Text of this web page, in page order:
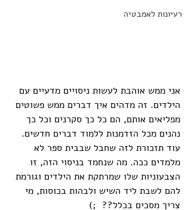
רעיונות לאמבטיה
אני ממש אוהבת לעשות ניסויים מדעיים עם
הילדים. זה מדהים איך דברים ממש פשוטים
מפליאים אותם, הם כל כך סקרנים וכל כך
נהנים מכל הזדמנות ללמוד דברים חדשים.
עוד תזכורת לזה שחבל שבבית ספר לא
מלמדים ככה. מה שנחמד בניסוי הזה, זו
הצבעוניות שלו שמרתקת את הילדים וגורמת
להם לשבת ליד השיש ולבהות בכוסות, מי
צריך מסכים בכלל??  ;)